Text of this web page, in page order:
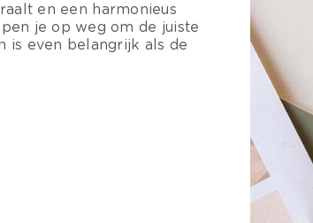
en een harmonieus
je op weg om de juiste
is even belangrijk als de